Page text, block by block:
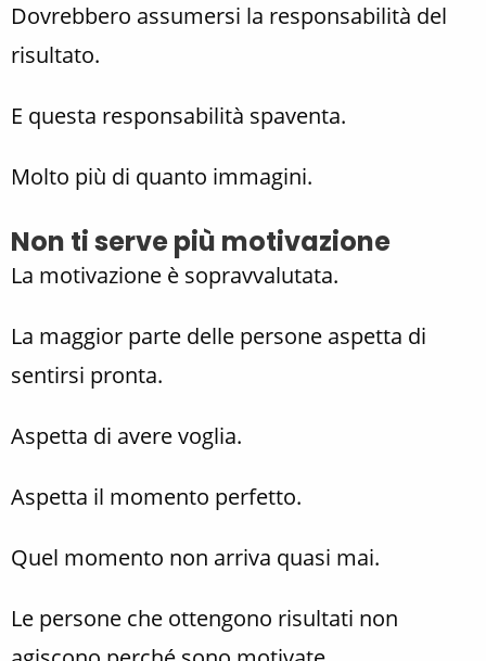
Dovrebbero assumersi la responsabilità del
risultato.
E questa responsabilità spaventa.
Molto più di quanto immagini.
Non ti serve più motivazione
La motivazione è sopravvalutata.
La maggior parte delle persone aspetta di
sentirsi pronta.
Aspetta di avere voglia.
Aspetta il momento perfetto.
Quel momento non arriva quasi mai.
Le persone che ottengono risultati non